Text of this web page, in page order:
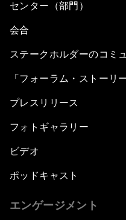
センター（部門）
会合
ステークホルダーのコミ
「フォーラム・ストーリー
プレスリリース
フォトギャラリー
ビデオ
ポッドキャスト
エンゲージメント